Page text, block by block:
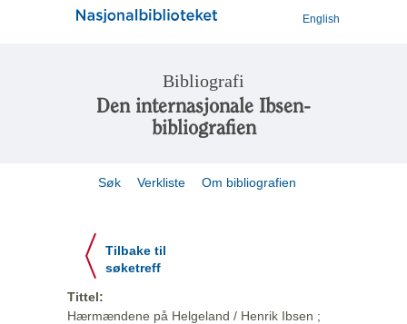
English
Bibliografi
Den internasjonale Ibsen-
bibliografien
Søk Verkliste Om bibliografien
Tilbake til
søketreff
Tittel:
Hærmændene på Helgeland / Henrik Ibsen ;